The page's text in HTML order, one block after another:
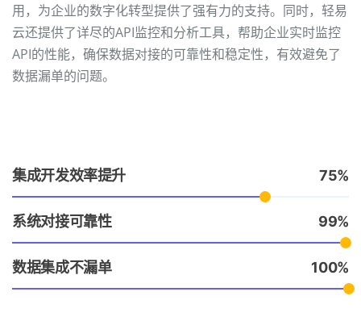
用，为企业的数字化转型提供了强有力的支持。同时，轻易
云还提供了详尽的API监控和分析工具，帮助企业实时监控
API的性能，确保数据对接的可靠性和稳定性，有效避免了
数据漏单的问题。
集成开发效率提升 75
系统对接可靠性 99
数据集成不漏单 100